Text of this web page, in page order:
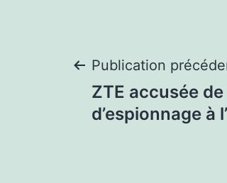
de
Publication
ZTE accusée
d’espionnage à